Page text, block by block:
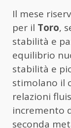
Il mese
per il Toro,
stabilità e
equilibrio
stabilità e
stimolano il
relazioni
incremento
seconda